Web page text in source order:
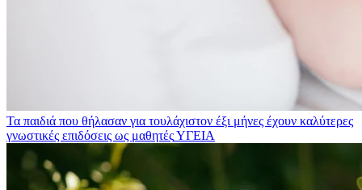
Τα παιδιά που θήλασαν για τουλάχιστον έξι μήνες έχουν καλύτερες
γνωστικές επιδόσεις ως μαθητέςΥΓΕΙΑ